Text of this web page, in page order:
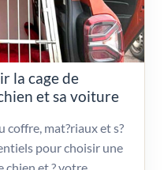
la cage de
et sa voiture
coffre, mat?riaux et s?
pour choisir une